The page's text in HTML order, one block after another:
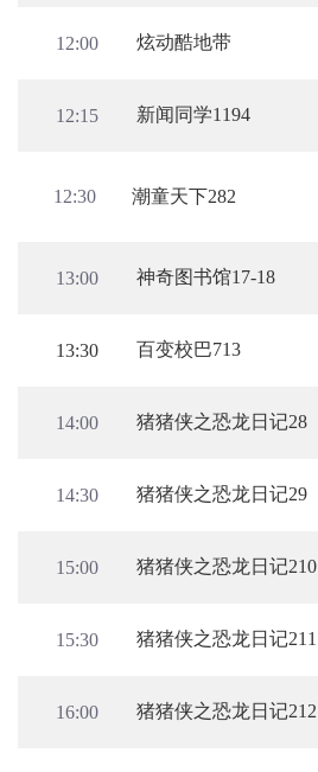
12:00 炫动酷地带
12:15 新闻同学1194
12:30 潮童天下282
13:00 神奇图书馆17-18
13:30 百变校巴713
14:00 猪猪侠之恐龙日记28
14:30 猪猪侠之恐龙日记29
15:00 猪猪侠之恐龙日记210
15:30 猪猪侠之恐龙日记211
16:00 猪猪侠之恐龙日记212